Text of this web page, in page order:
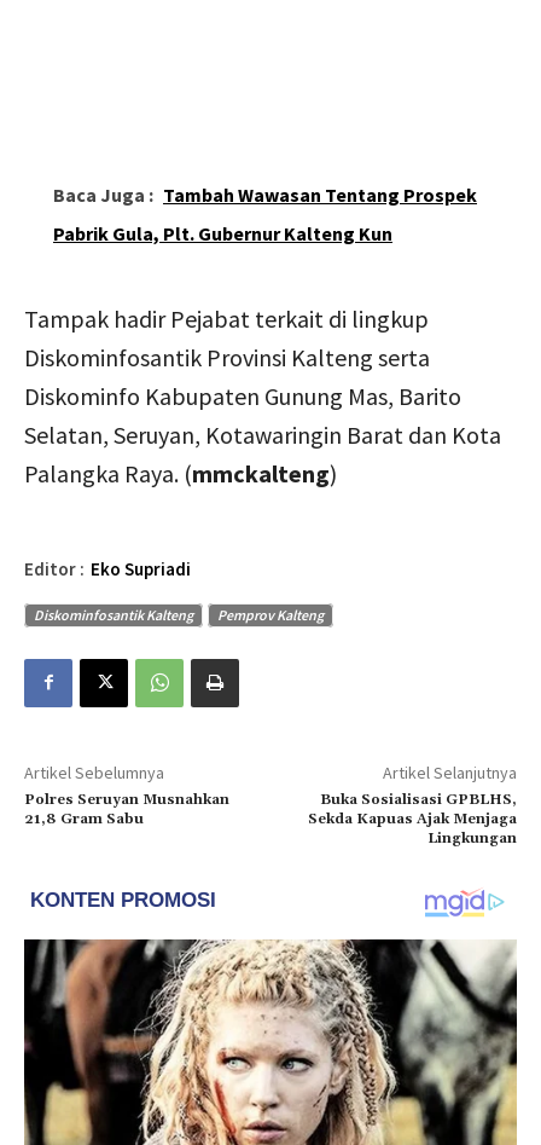
Baca Juga : Tambah Wawasan Tentang Prospek
Pabrik Gula, Plt. Gubernur Kalteng Kun
Tampak hadir Pejabat terkait di lingkup
Diskominfosantik Provinsi Kalteng serta
Diskominfo Kabupaten Gunung Mas, Barito
Selatan, Seruyan, Kotawaringin Barat dan Kota
Palangka Raya. (mmckalteng)
Editor : Eko Supriadi
Diskominfosantik Kalteng Pemprov Kalteng
Artikel Sebelumnya
Polres Seruyan Musnahkan
21,8 Gram Sabu
Artikel Selanjutnya
Buka Sosialisasi GPBLHS,
Sekda Kapuas Ajak Menjaga
Lingkungan